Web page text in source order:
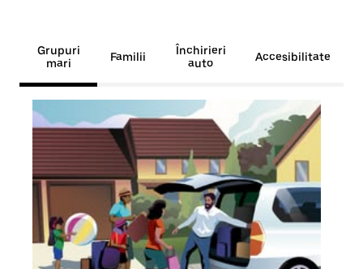
Grupuri
mari
Familii
Închirieri
auto
Accesibilitate